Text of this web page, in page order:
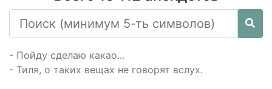
- Пойду сделаю какао...
- Тиля, о таких вещах не говорят вслух.